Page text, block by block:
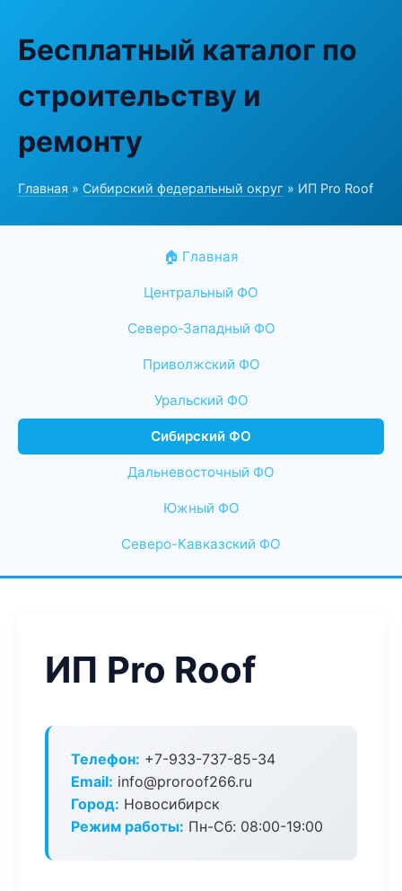
Бесплатный каталог по
строительству и
ремонту
Главная » Сибирский федеральный округ » ИП Pro Roof
🏠 Главная
Центральный ФО
Северо-Западный ФО
Приволжский ФО
Уральский ФО
Сибирский ФО
Дальневосточный ФО
Южный ФО
Северо-Кавказский ФО
ИП Pro Roof
Телефон: +7-933-737-85-34
Email: info@proroof266.ru
Город: Новосибирск
Режим работы: Пн-Сб: 08:00-19:00